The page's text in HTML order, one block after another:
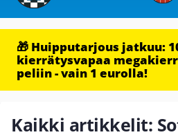
🎁 Huipputarjous jatkuu:
kierrätysvapaa
peliin - vain 1 eurolla!
Kaikki artikkelit: